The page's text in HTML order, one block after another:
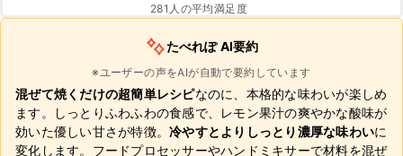
281 人の平均満足度
たべれぽ AI要約
※ユーザーの声をAIが自動で要約しています
混ぜて焼くだけの超簡単レシピなのに、本格的な味わいが楽しめ
ます。しっとりふわふわの食感で、レモン果汁の爽やかな酸味が
効いた優しい甘さが特徴。 冷やすとよりしっとり濃厚な味わいに
変化します。フードプロセッサーやハンドミキサーで材料を混ぜ